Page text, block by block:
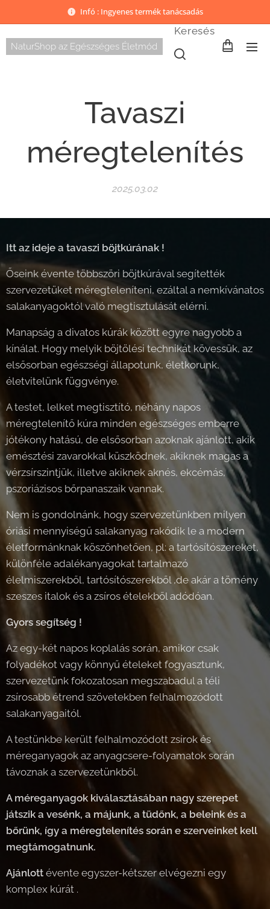
Infó : Ingyenes termék tanácsadás
NaturShop az Egészséges Életmód
Keresés
Tavaszi
méregtelenítés
2025.03.02
Itt az ideje a tavaszi böjtkúrának !
Őseink évente többszöri böjtkúrával segítették
szervezetüket méregteleníteni, ezáltal a nemkívánatos
salakanyagoktól való megtisztulását elérni.
Manapság a divatos kúrák között egyre nagyobb a
kínálat. Hogy melyik böjtölési technikát kövessük, az
elsősorban egészségi állapotunk, életkorunk,
életvitelünk függvénye.
A testet, lelket megtisztító, néhány napos
méregtelenítő kúra minden egészséges emberre
jótékony hatású, de elsősorban azoknak ajánlott, akik
emésztési zavarokkal küszködnek, akiknek magas a
vérzsírszintjük, illetve akiknek aknés, ekcémás,
pszoriázisos bőrpanaszaik vannak.
Nem is gondolnánk, hogy szervezetünkben milyen
óriási mennyiségű salakanyag rakódik le a modern
életformánknak köszönhetően, pl: a tartósítószereket,
különféle adalékanyagokat tartalmazó
élelmiszerekből, tartósítószerekből ,de akár a tömény
szeszes italok és a zsíros ételekből adódóan.
Gyors segítség !
Az egy-két napos koplalás során, amikor csak
folyadékot vagy könnyű ételeket fogyasztunk,
szervezetünk fokozatosan megszabadul a téli
zsírosabb étrend szövetekben felhalmozódott
salakanyagaitól.
A testünkbe került felhalmozódott zsírok és
méreganyagok az anyagcsere-folyamatok során
távoznak a szervezetünkből.
A méreganyagok kiválasztásában nagy szerepet
játszik a vesénk, a májunk, a tüdőnk, a beleink és a
bőrünk, így a méregtelenítés során e szerveinket kell
megtámogatnunk.
Ajánlott évente egyszer-kétszer elvégezni egy
komplex kúrát .